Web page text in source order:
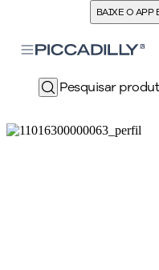
BAIXE O APP